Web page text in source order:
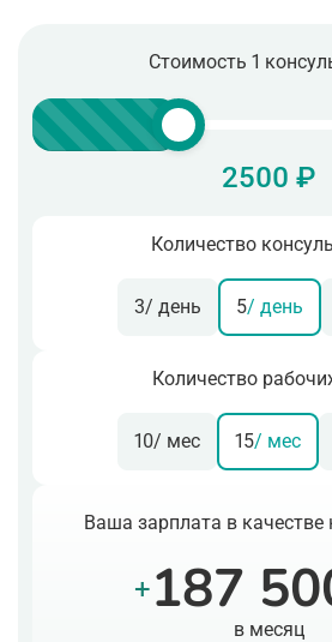
Стоимость 1
2500 ₽
Количество
3/ день 5/ день
Количество
10/ мес 15/ мес
Ваша зарплата в качестве
+187
в месяц